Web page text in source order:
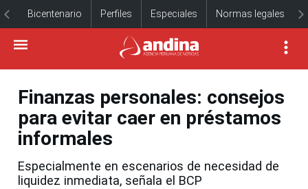
Bicentenario Perfiles Especiales Normas legales
Finanzas personales: consejos
para evitar caer en préstamos
informales
Especialmente en escenarios de necesidad de
liquidez inmediata, señala el BCP